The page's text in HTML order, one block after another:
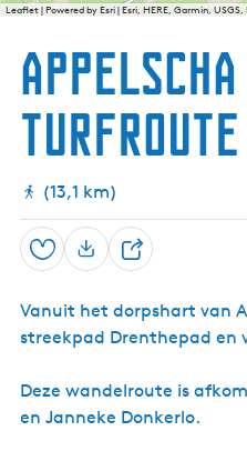
Leaflet|Powered by Esri | Esri, HERE, Garmin,
Turfroute
(13,1 km)
Opslaan
D
e
l
Vanuit het dorpshart van
streekpad Drenthepad en
Deze wandelroute is
en Janneke Donkerlo.